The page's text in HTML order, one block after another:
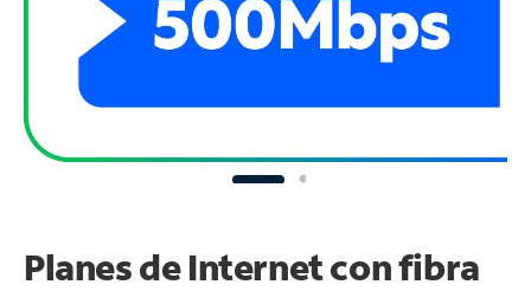
Planes de Internet con fibra